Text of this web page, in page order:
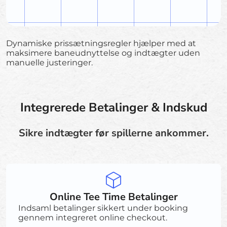
Dynamiske prissætningsregler hjælper med at
maksimere baneudnyttelse og indtægter uden
manuelle justeringer.
Integrerede Betalinger & Indskud
Sikre indtægter før spillerne ankommer.
Online Tee Time Betalinger
Indsaml betalinger sikkert under booking
gennem integreret online checkout.